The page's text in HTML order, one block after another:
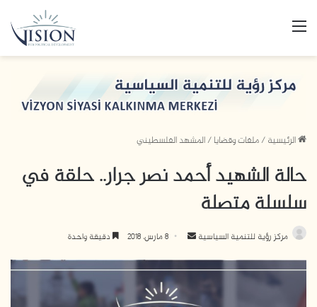
القائمة
الرئيسية/ملفات وقضايا/المشهد الفلسطيني
حالة الشهيد أحمد نصر جرار.. حلقة في
سلسلة متصلة
مركز رؤية للتنمية السياسية
أرسل
إلكترونيا
8 مارس، 2018 دقيقة واحدة